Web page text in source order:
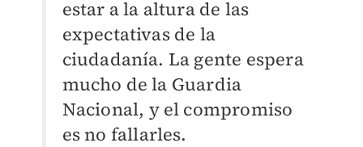
estar a la altura de las
expectativas de la
ciudadanía. La gente espera
mucho de la Guardia
Nacional, y el compromiso
es no fallarles.